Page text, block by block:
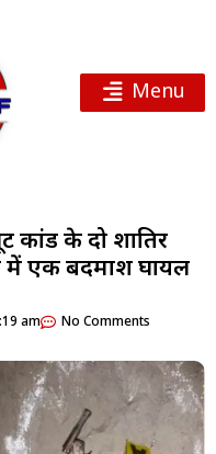
Menu
के दो शातिर
में एक बदमाश घायल
am No Comments